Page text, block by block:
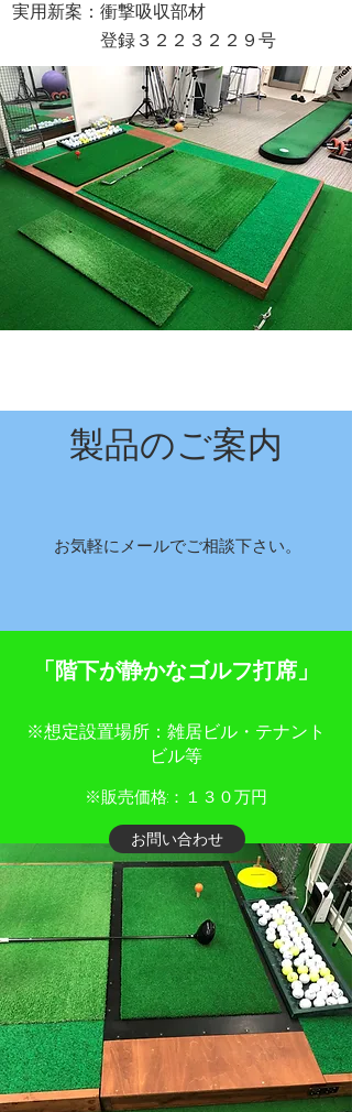
実用新案：衝撃吸収部材
登録３２２３２２９号
製品のご案内
​お気軽にメールでご相談下さい。
​「階下が静かなゴルフ打席」
※想定設置場所：雑居ビル・テナント
ビル等
​※販売価格:：１３０万円
お問い合わせ